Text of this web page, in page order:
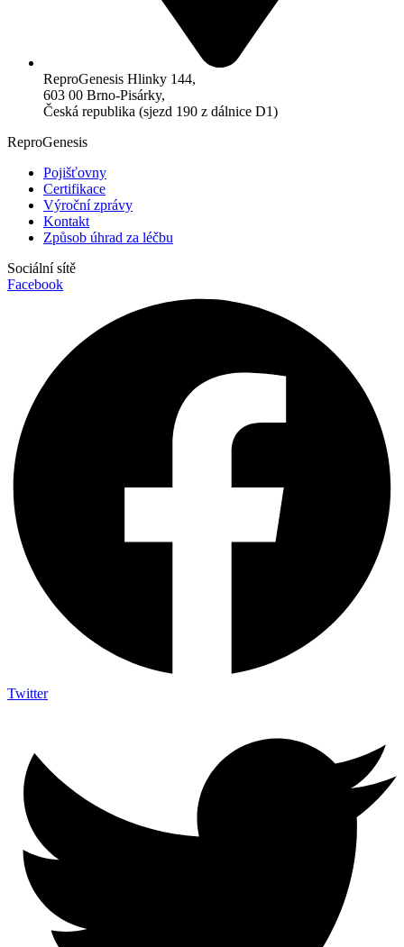
ReproGenesis Hlinky 144,
603 00 Brno-Pisárky,
Česká republika (sjezd 190 z dálnice D1)
ReproGenesis
Pojišťovny
Certifikace
Výroční zprávy
Kontakt
Způsob úhrad za léčbu
Sociální sítě
Facebook
Twitter